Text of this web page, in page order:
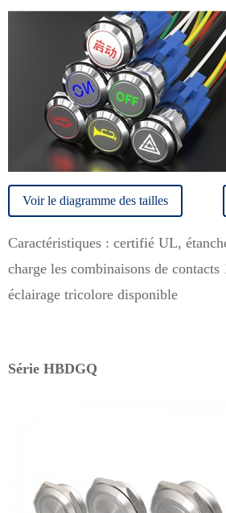
Voir le diagramme des tailles
Caractéristiques : certifié UL,
charge les combinaisons de
éclairage tricolore disponible
Série HBDGQ